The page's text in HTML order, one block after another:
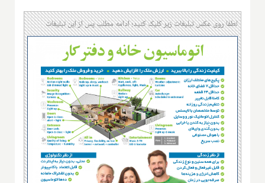
لطفا روی عکس تبلیغات زیر کلیک کنید؛ ادامه مطلب پس از این تبلیغات